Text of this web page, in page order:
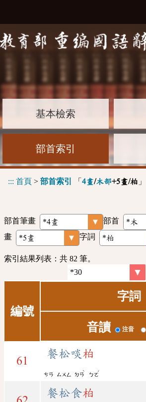
基本檢索
部首索引
::: 首頁 > 部首索引 「 4畫/木部+5畫/柏 」
部首筆畫 部首
畫
字詞
索引結果列表：共 82 筆。
編號
字詞
音讀 注音
61
餐松啖 柏
ㄘㄢ ㄙㄨㄥ ㄉㄢ
ˋ
ㄅㄛ
ˊ
餐松食柏